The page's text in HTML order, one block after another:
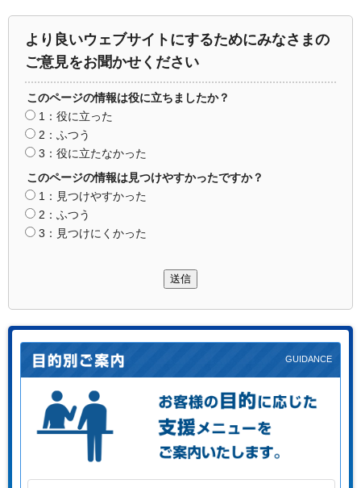
より良いウェブサイトにするためにみなさまの
ご意見をお聞かせください
このページの情報は役に立ちましたか？
1：役に立った
2：ふつう
3：役に立たなかった
このページの情報は見つけやすかったですか？
1：見つけやすかった
2：ふつう
3：見つけにくかった
送信
お客様の目的に応じた支援メニューをご案内します。